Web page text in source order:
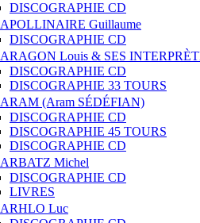
DISCOGRAPHIE CD
APOLLINAIRE Guillaume
DISCOGRAPHIE CD
ARAGON Louis & SES
DISCOGRAPHIE CD
DISCOGRAPHIE 33 TOURS
ARAM (Aram SÉDÉFIAN)
DISCOGRAPHIE CD
DISCOGRAPHIE 45 TOURS
DISCOGRAPHIE CD
ARBATZ Michel
DISCOGRAPHIE CD
LIVRES
ARHLO Luc